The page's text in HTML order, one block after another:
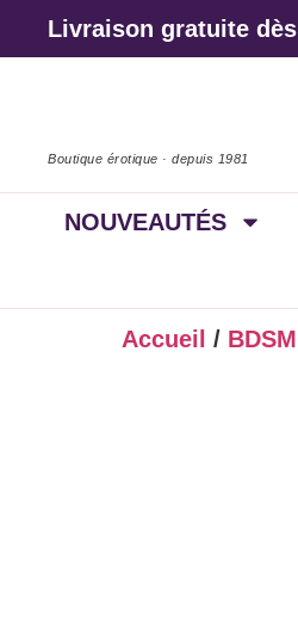
Livraison gratuite dès
Boutique érotique · depuis 1981
NOUVEAUTÉS
Accueil / BDSM